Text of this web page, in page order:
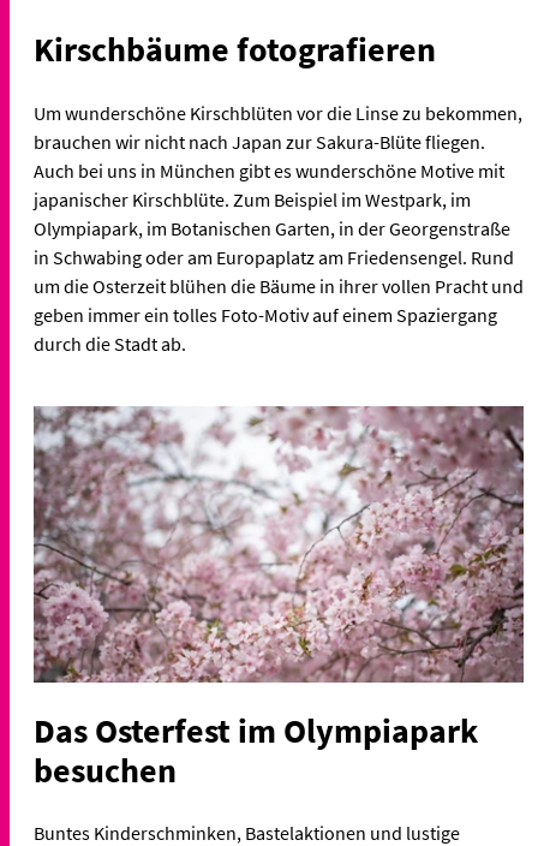
Kirschbäume fotografieren
Um wunderschöne Kirschblüten vor die Linse zu bekommen,
brauchen wir nicht nach Japan zur Sakura-Blüte fliegen.
Auch bei uns in München gibt es wunderschöne Motive mit
japanischer Kirschblüte. Zum Beispiel im Westpark, im
Olympiapark, im Botanischen Garten, in der Georgenstraße
in Schwabing oder am Europaplatz am Friedensengel. Rund
um die Osterzeit blühen die Bäume in ihrer vollen Pracht und
geben immer ein tolles Foto-Motiv auf einem Spaziergang
durch die Stadt ab.
Das Osterfest im Olympiapark
besuchen
Buntes Kinderschminken, Bastelaktionen und lustige